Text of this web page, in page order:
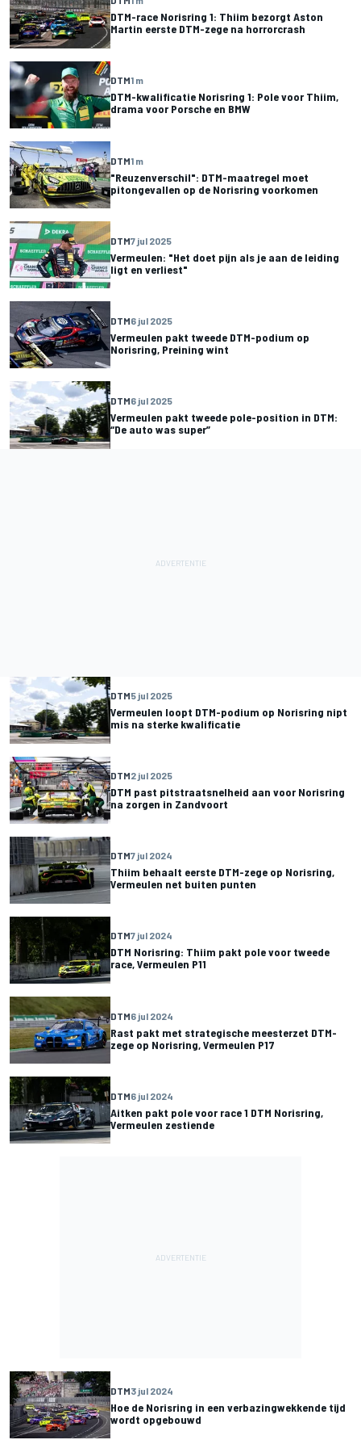
DTM-race Norisring 1: Thiim bezorgt Aston
Martin eerste DTM-zege na horrorcrash
DTM1 m
DTM-kwalificatie Norisring 1: Pole voor Thiim,
drama voor Porsche en BMW
DTM1 m
"Reuzenverschil": DTM-maatregel moet
pitongevallen op de Norisring voorkomen
DTM7 jul 2025
Vermeulen: "Het doet pijn als je aan de leiding
ligt en verliest"
DTM6 jul 2025
Vermeulen pakt tweede DTM-podium op
Norisring, Preining wint
DTM6 jul 2025
Vermeulen pakt tweede pole-position in DTM:
“De auto was super”
DTM5 jul 2025
Vermeulen loopt DTM-podium op Norisring nipt
mis na sterke kwalificatie
DTM2 jul 2025
DTM past pitstraatsnelheid aan voor Norisring
na zorgen in Zandvoort
DTM7 jul 2024
Thiim behaalt eerste DTM-zege op Norisring,
Vermeulen net buiten punten
DTM7 jul 2024
DTM Norisring: Thiim pakt pole voor tweede
race, Vermeulen P11
DTM6 jul 2024
Rast pakt met strategische meesterzet DTM-
zege op Norisring, Vermeulen P17
DTM6 jul 2024
Aitken pakt pole voor race 1 DTM Norisring,
Vermeulen zestiende
DTM3 jul 2024
Hoe de Norisring in een verbazingwekkende tijd
wordt opgebouwd